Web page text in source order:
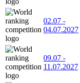
02.07 -
04.07.2027
09.07 -
11.07.2027